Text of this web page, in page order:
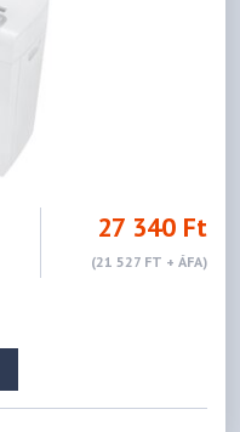
27 340 Ft
(21 527 FT + ÁFA)